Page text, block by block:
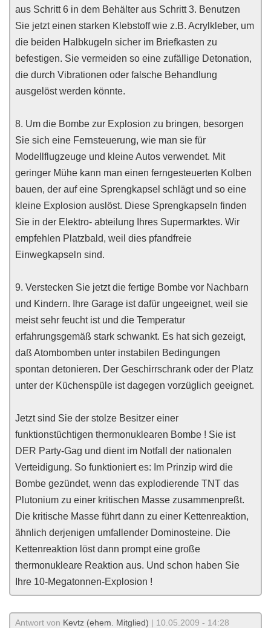
aus Schritt 6 in dem Behälter aus Schritt 3. Benutzen
Sie jetzt einen starken Klebstoff wie z.B. Acrylkleber, um
die beiden Halbkugeln sicher im Briefkasten zu
befestigen. Sie vermeiden so eine zufällige Detonation,
die durch Vibrationen oder falsche Behandlung
ausgelöst werden könnte.
8. Um die Bombe zur Explosion zu bringen, besorgen
Sie sich eine Fernsteuerung, wie man sie für
Modellflugzeuge und kleine Autos verwendet. Mit
geringer Mühe kann man einen ferngesteuerten Kolben
bauen, der auf eine Sprengkapsel schlägt und so eine
kleine Explosion auslöst. Diese Sprengkapseln finden
Sie in der Elektro- abteilung Ihres Supermarktes. Wir
empfehlen Platzbald, weil dies pfandfreie
Einwegkapseln sind.
9. Verstecken Sie jetzt die fertige Bombe vor Nachbarn
und Kindern. Ihre Garage ist dafür ungeeignet, weil sie
meist sehr feucht ist und die Temperatur
erfahrungsgemäß stark schwankt. Es hat sich gezeigt,
daß Atombomben unter instabilen Bedingungen
spontan detonieren. Der Geschirrschrank oder der Platz
unter der Küchenspüle ist dagegen vorzüglich geeignet.
Jetzt sind Sie der stolze Besitzer einer
funktionstüchtigen thermonuklearen Bombe ! Sie ist
DER Party-Gag und dient im Notfall der nationalen
Verteidigung. So funktioniert es: Im Prinzip wird die
Bombe gezündet, wenn das explodierende TNT das
Plutonium zu einer kritischen Masse zusammenpreßt.
Die kritische Masse führt dann zu einer Kettenreaktion,
ähnlich derjenigen umfallender Dominosteine. Die
Kettenreaktion löst dann prompt eine große
thermonukleare Reaktion aus. Und schon haben Sie
Ihre 10-Megatonnen-Explosion !
Antwort von Kevtz (ehem. Mitglied) | 10.05.2009 - 14:28